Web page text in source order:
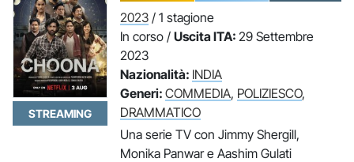
STREAMING
2023 / 1 stagione
In corso / Uscita ITA: 29 Settembre
2023
Nazionalità: INDIA
Generi: COMMEDIA, POLIZIESCO,
DRAMMATICO
Una serie TV con Jimmy Shergill,
Monika Panwar e Aashim Gulati